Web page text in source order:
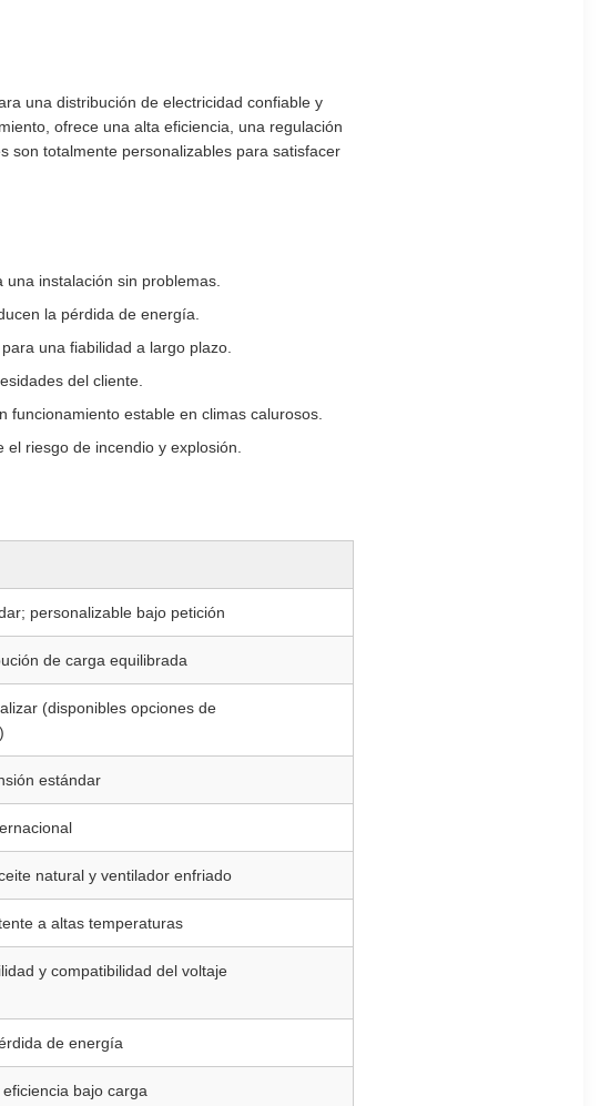
una distribución de electricidad confiable y
ofrece una alta eficiencia, una regulación
son totalmente personalizables para satisfacer
instalación sin problemas.
la pérdida de energía.
una fiabilidad a largo plazo.
del cliente.
estable en climas calurosos.
riesgo de incendio y explosión.
personalizable bajo petición
de carga equilibrada
(disponibles opciones de
estándar
natural y ventilador enfriado
a altas temperaturas
y compatibilidad del voltaje
de energía
bajo carga